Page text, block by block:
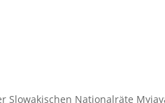
Slowakischen Nationalräte